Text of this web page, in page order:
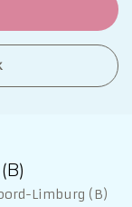
Limburg (B)